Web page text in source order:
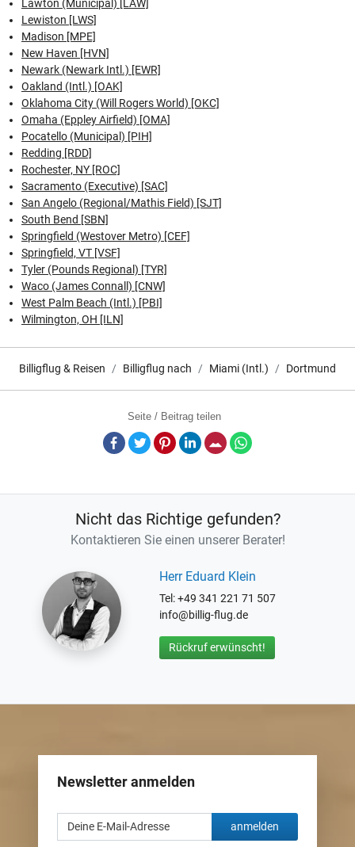
Lawton (Municipal) [LAW]
Lewiston [LWS]
Madison [MPE]
New Haven [HVN]
Newark (Newark Intl.) [EWR]
Oakland (Intl.) [OAK]
Oklahoma City (Will Rogers World) [OKC]
Omaha (Eppley Airfield) [OMA]
Pocatello (Municipal) [PIH]
Redding [RDD]
Rochester, NY [ROC]
Sacramento (Executive) [SAC]
San Angelo (Regional/Mathis Field) [SJT]
South Bend [SBN]
Springfield (Westover Metro) [CEF]
Springfield, VT [VSF]
Tyler (Pounds Regional) [TYR]
Waco (James Connall) [CNW]
West Palm Beach (Intl.) [PBI]
Wilmington, OH [ILN]
Billigflug & Reisen Billigflug nach Miami (Intl.) Dortmund
Seite / Beitrag teilen
Facebook
TwitterPinterestLinkedInE-Mail
Nicht das Richtige gefunden?
Kontaktieren Sie einen unserer Berater!
Herr Eduard Klein
Tel: +49 341 221 71 507
info@billig-flug.de
Rückruf erwünscht!
Newsletter anmelden
anmelden